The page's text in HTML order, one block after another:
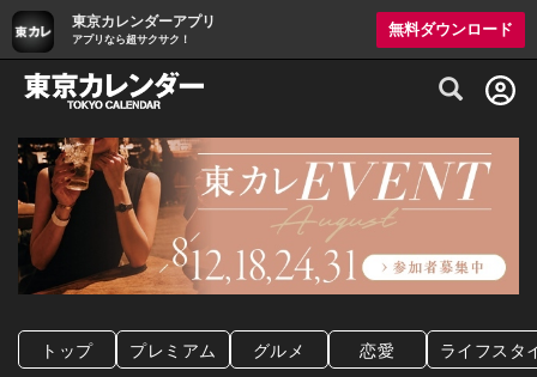
東京カレンダーアプリ
アプリなら超サクサク！
無料ダウンロード
グルメ情報・プレミアムレストラン予約
トップ プレミアム グルメ 恋愛 ライフスタ